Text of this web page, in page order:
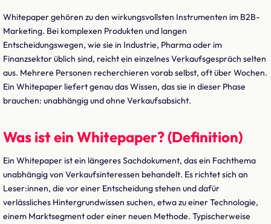
Whitepaper gehören zu den wirkungsvollsten Instrumenten im B2B-
Marketing. Bei komplexen Produkten und langen
Entscheidungswegen, wie sie in Industrie, Pharma oder im
Finanzsektor üblich sind, reicht ein einzelnes Verkaufsgespräch selten
aus. Mehrere Personen recherchieren vorab selbst, oft über Wochen.
Ein Whitepaper liefert genau das Wissen, das sie in dieser Phase
brauchen: unabhängig und ohne Verkaufsabsicht.
Was ist ein Whitepaper? (Definition)
Ein Whitepaper ist ein längeres Sachdokument, das ein Fachthema
unabhängig von Verkaufsinteressen behandelt. Es richtet sich an
Leser:innen, die vor einer Entscheidung stehen und dafür
verlässliches Hintergrundwissen suchen, etwa zu einer Technologie,
einem Marktsegment oder einer neuen Methode. Typischerweise